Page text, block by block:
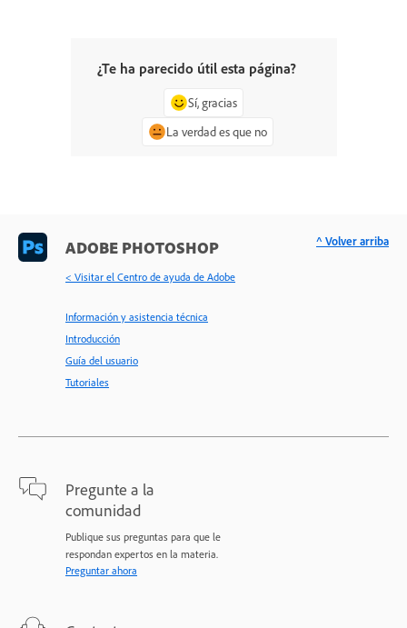
¿Te ha parecido útil esta página?
Sí, gracias
La verdad es que no
ADOBE PHOTOSHOP
< Visitar el Centro de ayuda de Adobe
Información y asistencia técnica
Introducción
Guía del usuario
Tutoriales
Pregunte a la
comunidad
Publique sus preguntas para que le
respondan expertos en la materia.
Preguntar ahora
^ Volver arriba